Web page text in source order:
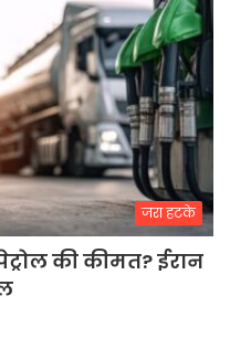
जरा हटके
की कीमत? ईरान